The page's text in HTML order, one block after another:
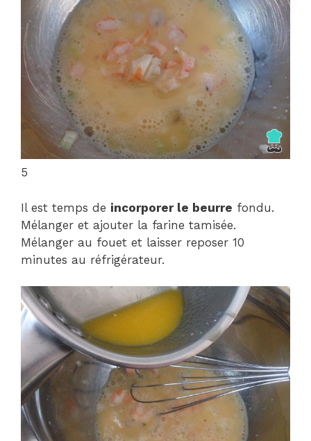
5
Il est temps de incorporer le beurre fondu.
Mélanger et ajouter la farine tamisée.
Mélanger au fouet et laisser reposer 10
minutes au réfrigérateur.